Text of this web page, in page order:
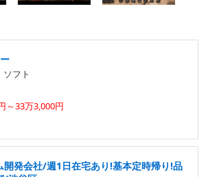
フト
～33万3,000円
発会社/週1日在宅あり!基本定時帰り!品